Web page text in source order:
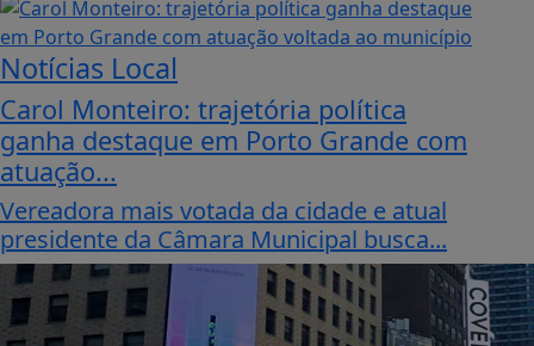
Notícias Local
Carol Monteiro: trajetória política
ganha destaque em Porto Grande com
atuação...
Vereadora mais votada da cidade e atual
presidente da Câmara Municipal busca...